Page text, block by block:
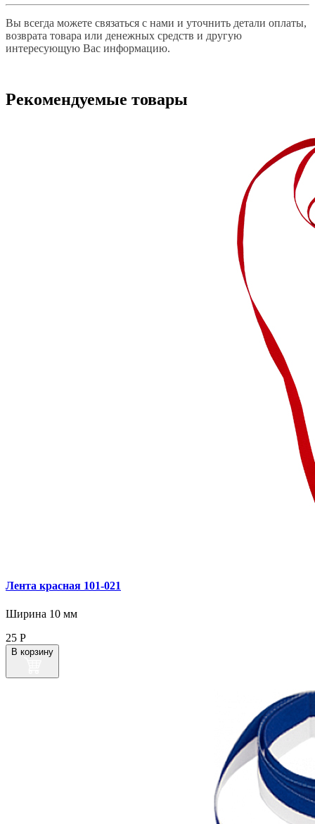
Вы всегда можете связаться с нами и уточнить детали оплаты,
возврата товара или денежных средств и другую
интересующую Вас информацию.
Рекомендуемые товары
Лента красная 101‑021
Ширина 10 мм
25 Р
В корзину